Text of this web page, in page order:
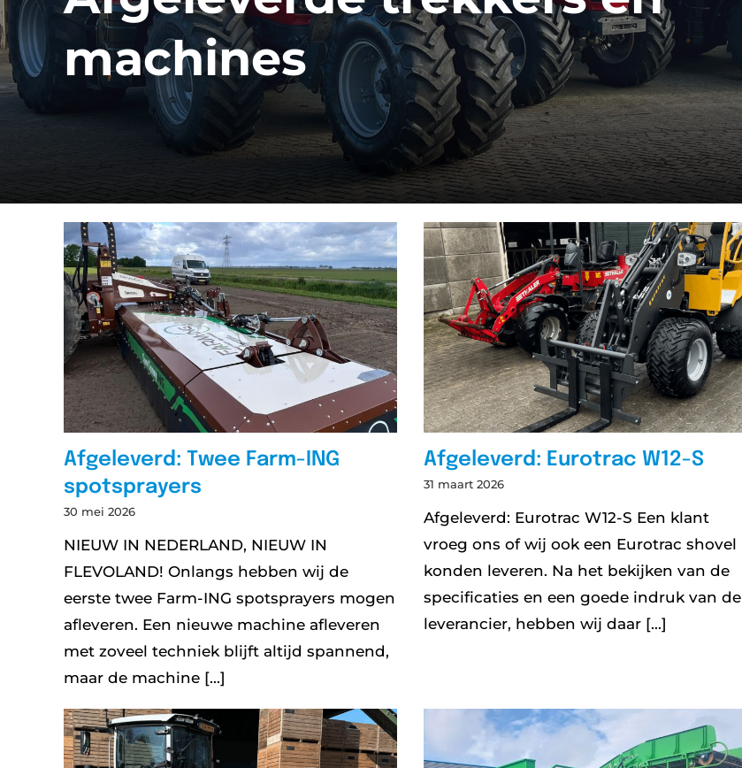
machines
Afgeleverd: Twee Farm-ING
spotsprayers
30 mei 2026
NIEUW IN NEDERLAND, NIEUW IN
FLEVOLAND! Onlangs hebben wij de
eerste twee Farm-ING spotsprayers mogen
afleveren. Een nieuwe machine afleveren
met zoveel techniek blijft altijd spannend,
maar de machine [...]
Afgeleverd: Eurotrac W12-S
31 maart 2026
Afgeleverd: Eurotrac W12-S Een klant
vroeg ons of wij ook een Eurotrac shovel
konden leveren. Na het bekijken van de
specificaties en een goede indruk van de
leverancier, hebben wij daar [...]